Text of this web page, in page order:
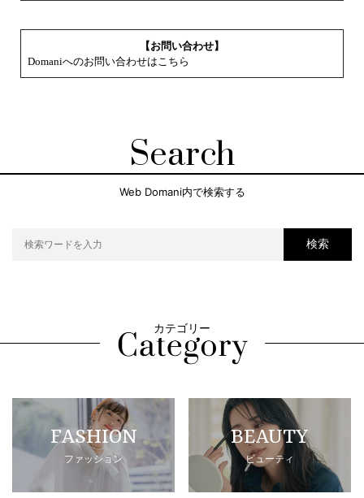
【お問い合わせ】
Domaniへのお問い合わせはこちら
Search
Web Domani内で検索する
検索
カテゴリー
FASHION
ファッション
BEAUTY
ビューティ